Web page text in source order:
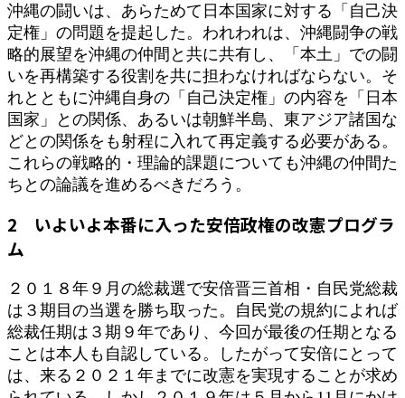
沖縄の闘いは、あらためて日本国家に対する「自己決
定権」の問題を提起した。われわれは、沖縄闘争の戦
略的展望を沖縄の仲間と共に共有し、「本土」での闘
いを再構築する役割を共に担わなければならない。そ
れとともに沖縄自身の「自己決定権」の内容を「日本
国家」との関係、あるいは朝鮮半島、東アジア諸国な
どとの関係をも射程に入れて再定義する必要がある。
これらの戦略的・理論的課題についても沖縄の仲間た
ちとの論議を進めるべきだろう。
2 いよいよ本番に入った安倍政権の改憲プログラ
ム
２０１８年９月の総裁選で安倍晋三首相・自民党総裁
は３期目の当選を勝ち取った。自民党の規約によれば
総裁任期は３期９年であり、今回が最後の任期となる
ことは本人も自認している。したがって安倍にとって
は、来る２０２１年までに改憲を実現することが求め